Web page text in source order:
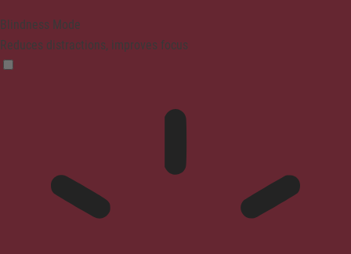
Blindness Mode
Reduces distractions, improves focus